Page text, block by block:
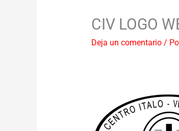
CIV LOGO
Deja un comentario /